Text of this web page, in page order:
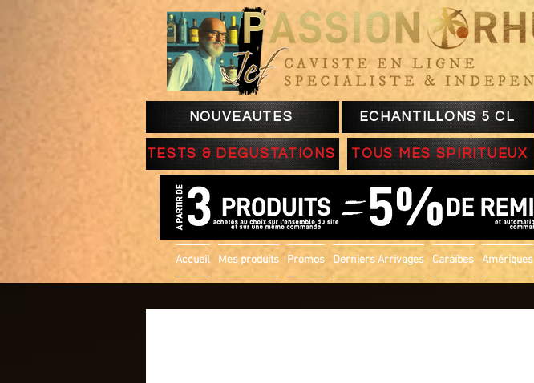
NOUVEAUTES ECHANTILLONS 5 CL
TESTS & DEGUSTATIONS TOUS MES SPIRITUEUX
Accueil Mes produits Promos Derniers Arrivages Caraïbes Amériques